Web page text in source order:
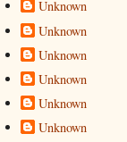
Unknown
Unknown
Unknown
Unknown
Unknown
Unknown